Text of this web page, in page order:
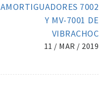
AMORTIGUADORES 7002
Y MV-7001 DE
VIBRACHOC
11 / MAR / 2019